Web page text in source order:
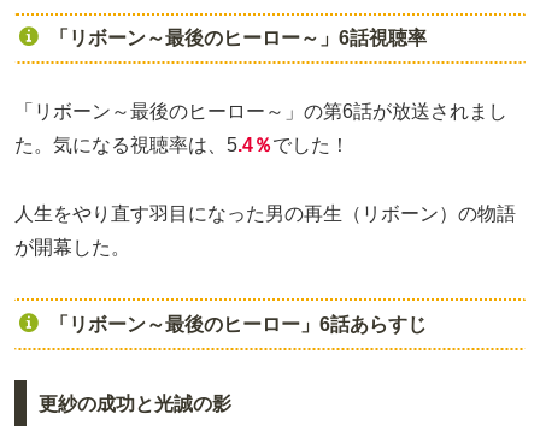
「リボーン～最後のヒーロー～」6話視聴率
「リボーン～最後のヒーロー～」の第6話が放送されまし
た。気になる視聴率は、5.4％でした！
人生をやり直す羽目になった男の再生（リボーン）の物語
が開幕した。
「リボーン～最後のヒーロー」6話あらすじ
更紗の成功と光誠の影